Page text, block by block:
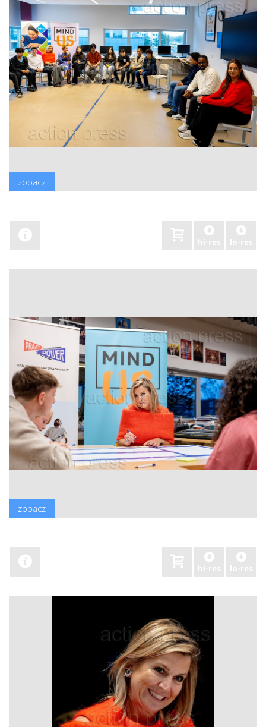
zobacz
hi-res lo-res
zobacz
hi-res lo-res